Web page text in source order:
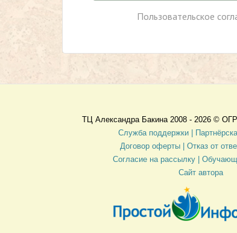
Пользовательское
ТЦ Александра Бакина 2008 - 2026 ©
Служба поддержки |
Договор оферты
| Отказ от
Согласие на рассылку |
Сайт автора